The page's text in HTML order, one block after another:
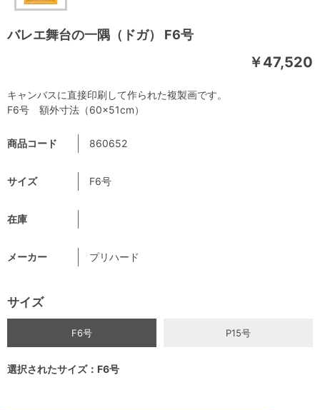
バレエ舞台の一隅（ドガ） F6号
￥47,520
商品コード 860652
サイズ F6号
在庫
メーカー プリハード
サイズ
F6号 P15号
選択されたサイズ：F6号
キャンバスに直接印刷して作られた複製画です。
F6号 額外寸法（60×51cm）